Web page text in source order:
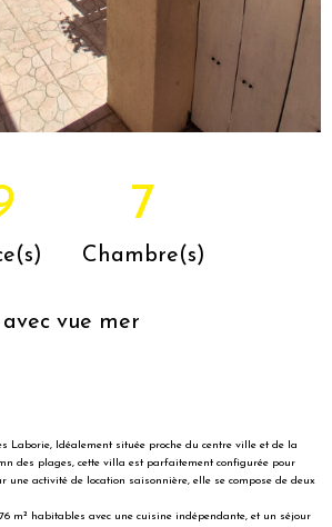
7
Chambre(s)
vue mer
Laborie, Idéalement située proche du centre ville et de la
des plages, cette villa est parfaitement configurée pour
activité de location saisonnière, elle se compose de deux
m² habitables avec une cuisine indépendante, et un séjour